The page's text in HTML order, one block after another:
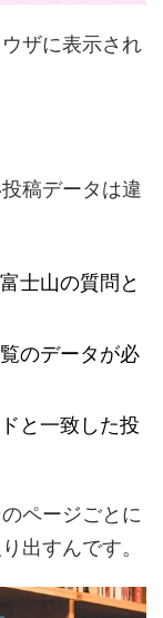
ザに表示され
稿データは違
士山の質問と
のデータが必
と一致した投
ページごとに
出すんです。